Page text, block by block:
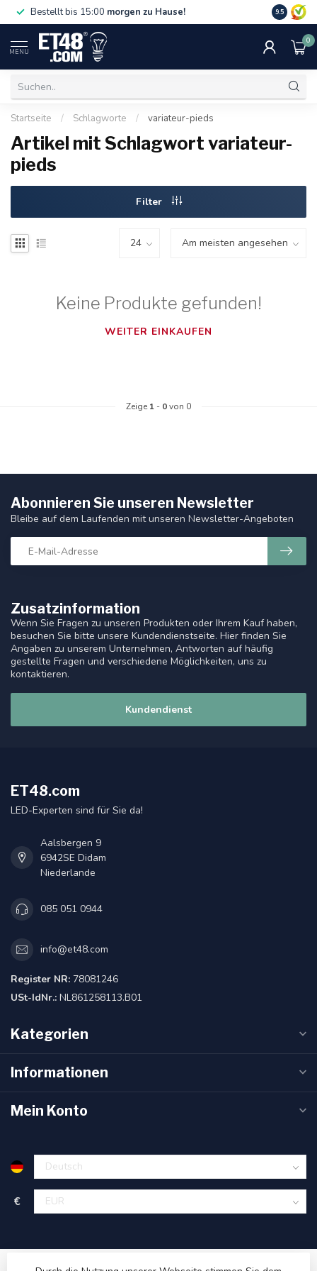
Bestellt bis 15:00 morgen zu Hause! 75 €. Nur
9.5
MENU
0
Startseite / Schlagworte / variateur-pieds
Artikel mit Schlagwort variateur-
pieds
Filter
Keine Produkte gefunden!
WEITER EINKAUFEN
Zeige 1 - 0von 0
Zusatzinformation
Wenn Sie Fragen zu unseren Produkten oder Ihrem Kauf haben,
besuchen Sie bitte unsere Kundendienstseite. Hier finden Sie
Angaben zu unserem Unternehmen, Antworten auf häufig
gestellte Fragen und verschiedene Möglichkeiten, uns zu
kontaktieren.
Kundendienst
Abonnieren Sie unseren Newsletter
Bleibe auf dem Laufenden mit unseren Newsletter-Angeboten
ET48.com
LED-Experten sind für Sie da!
Aalsbergen 9
6942SE Didam
Niederlande
085 051 0944
info@et48.com
Register NR: 78081246
USt-IdNr.: NL861258113.B01
Kategorien
Informationen
Mein Konto
€